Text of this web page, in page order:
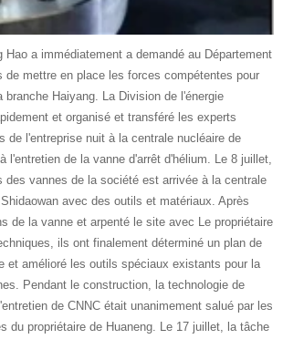
Hao a immédiatement a demandé au Département
de mettre en place les forces compétentes pour
branche Haiyang. La Division de l'énergie
et organisé et transféré les experts
de l'entreprise nuit à la centrale nucléaire de
l'entretien de la vanne d'arrêt d'hélium. Le 8 juillet,
des vannes de la société est arrivée à la centrale
avec des outils et matériaux. Après
de la vanne et arpenté le site avec Le propriétaire
ils ont finalement déterminé un plan de
et amélioré les outils spéciaux existants pour la
Pendant le construction, la technologie de
de CNNC était unanimement salué par les
du propriétaire de Huaneng. Le 17 juillet, la tâche